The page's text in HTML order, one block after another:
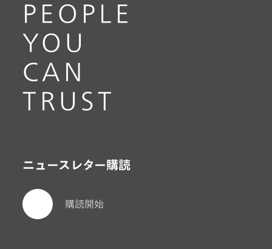
PEOPLE
YOU
CAN
TRUST
ニュースレター購読
購読開始